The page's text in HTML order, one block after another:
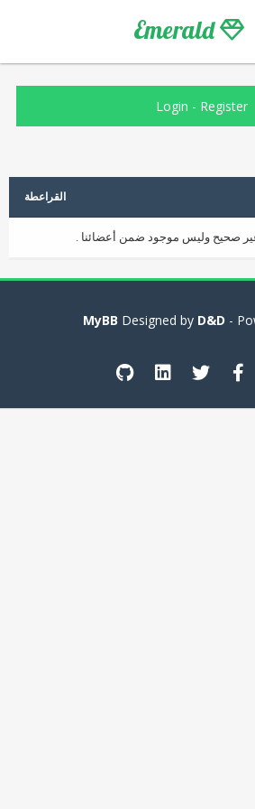
Emerald
Login - Register
القراعطة
صحيح وليس موجود ضمن أعضائنا .
D&D -
MyBB